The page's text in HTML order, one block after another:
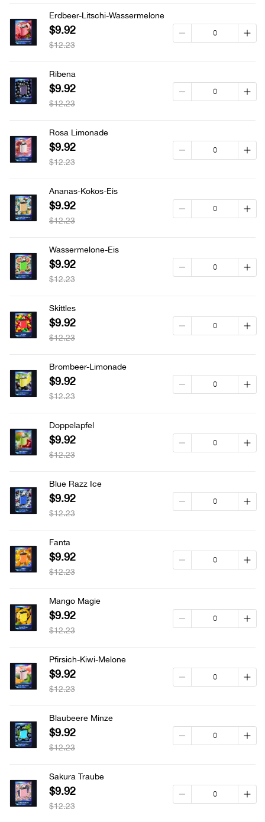
Erdbeer-Litschi-Wassermelone
$9.92
$12.23
Ribena
$9.92
$12.23
Rosa Limonade
$9.92
$12.23
Ananas-Kokos-Eis
$9.92
$12.23
Wassermelone-Eis
$9.92
$12.23
Skittles
$9.92
$12.23
Brombeer-Limonade
$9.92
$12.23
Doppelapfel
$9.92
$12.23
Blue Razz Ice
$9.92
$12.23
Fanta
$9.92
$12.23
Mango Magie
$9.92
$12.23
Pfirsich-Kiwi-Melone
$9.92
$12.23
Blaubeere Minze
$9.92
$12.23
Sakura Traube
$9.92
$12.23